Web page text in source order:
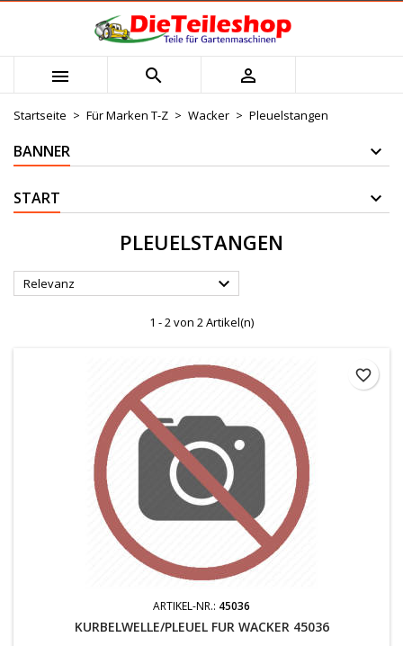
  
Startseite Für Marken T-Z Wacker Pleuelstangen
BANNER
START
PLEUELSTANGEN
Relevanz 
1 - 2 von 2 Artikel(n)
ARTIKEL-NR.: 45036
KURBELWELLE/PLEUEL FUR WACKER 45036
favorite_border
Mijn verlanglijst
add_circle_outline Maak nieuwe lijst
((modalTitle))
((confirmMessage))
Wunschliste erstellen
Name der Wunschliste
Anmelden
Sie müssen angemeldet sein, um Artikel Ihrer
Wunschliste hinzufügen zu können.